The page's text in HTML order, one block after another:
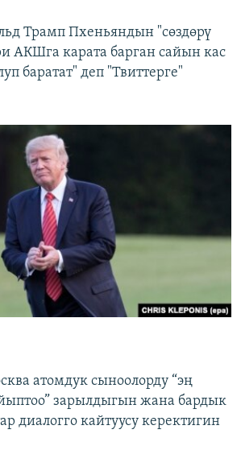
Трамп Пхеньяндын "сөздөрү
АКШга карата барган сайын кас
баратат" деп "Твиттерге"
атомдук сыноолорду “эң
зарылдыгын жана бардык
диалогго кайтуусу керектигин